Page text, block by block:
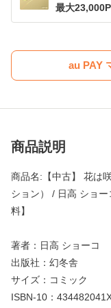
最大
au PAY
商品説明
商品名:【中古】 花は
ション） / 日高 ショ
料】
著者：日高 ショーコ
出版社：幻冬舎
サイズ：コミック
ISBN-10：